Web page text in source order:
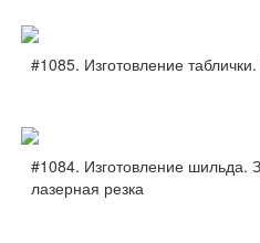
#1085. Изготовление
#1084. Изготовление шильда.
лазерная резка